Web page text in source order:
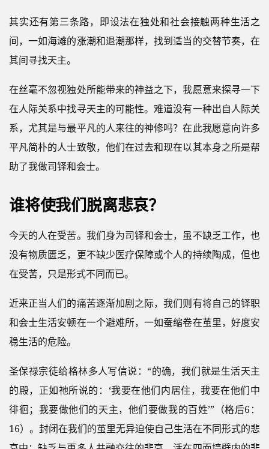
其实还有第三条路，即设法在独处和社会接触两种生活之
间，一如海滩的涨潮和退潮那样，找到适当的交替节奏，在
其间寻找天主。
在丝毫不忽视独处所能带来的神益之下，我愿意来探寻一下
在人际关系中找寻天主的可能性。难道没有一种出自人际关
系，尤其是与最平凡的人来往的神修吗？在此我愿意向许多
平凡简朴的人士致敬，他们在过去和现在以其本身之所是帮
助了我做司铎和会士。
谁将使我们脱离悲哀？
今天的人在受苦。我们身为司铎和会士，虽不缺乏工作，也
没有物质匮乏，更不缺少医疗保障或个人的持续陶成，但也
在受苦，只是形式不同而已。
近来正当人们的痛苦逐渐加剧之际，我们则有将自己的铎职
和会士生活安顿在一个避难所，一如蚕缩卷在茧里，好度安
稳生活的危险。
圣保禄宗徒给格林多人写信说：“的确，我们就是生活天主
的殿，正如祂所说的：‘我要在他们内居住，我要在他们中
徘徊；我要做他们的天主，他们要做我的百姓’”（格后6：
16）。封闭在我们的茧里无异迫使自己生活在不同形式的悲